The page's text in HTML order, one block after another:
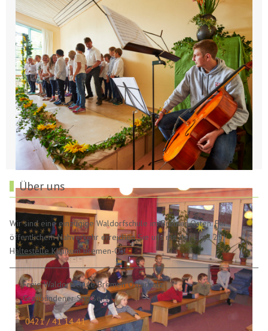
Über uns
Wir sind eine einzügige Waldorfschule im Bremer Osten. Per
öffentlichem Nahverkehr erreichen Sie uns mit der Linie 25,
Haltestelle Klinikum Bremen-Ost.
Freie Waldorfschule Bremen Osterholz
Graubündener Straße 4
0421 / 41 14 41